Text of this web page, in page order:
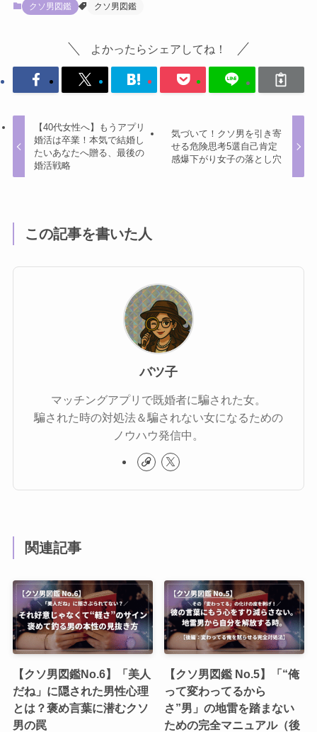
クソ男図鑑 クソ男図鑑
よかったらシェアしてね！
【40代女性へ】もうアプリ
婚活は卒業！本気で結婚し
たいあなたへ贈る、最後の
婚活戦略
気づいて！クソ男を引き寄
せる危険思考5選自己肯定
感爆下がり女子の落とし穴
この記事を書いた人
バツ子
マッチングアプリで既婚者に騙された女。
騙された時の対処法＆騙されない女になるための
ノウハウ発信中。
関連記事
【クソ男図鑑No.6】「美人
だね」に隠された男性心理
とは？褒め言葉に潜むクソ
男の罠
【クソ男図鑑 No.5】「“俺
って変わってるから
さ”男」の地雷を踏まない
ための完全マニュアル（後